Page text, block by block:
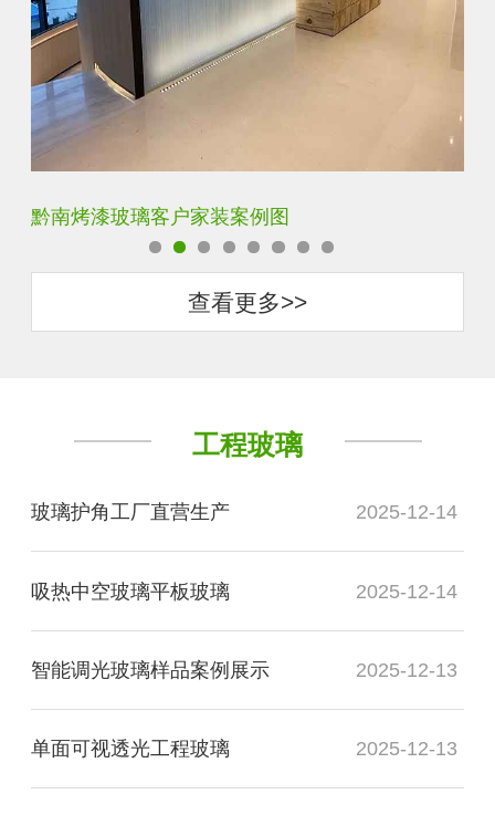
黔南单向透视玻璃客户家装案例图
查看更多>>
工程玻璃
玻璃护角工厂直营生产 2025-12-14
吸热中空玻璃平板玻璃 2025-12-14
智能调光玻璃样品案例展示 2025-12-13
单面可视透光工程玻璃 2025-12-13